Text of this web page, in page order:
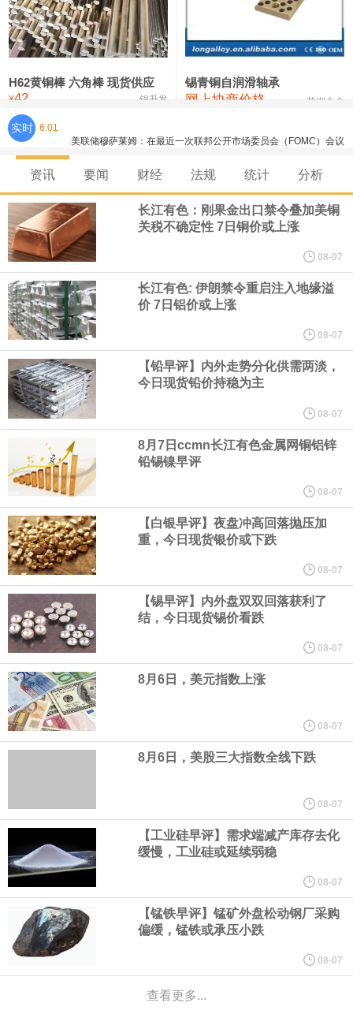
铸造铝合金锭(ZLD104) 24,300—24,500 24,400
压铸锌合金锭 26,500—26,700
氯化镍 38,300—40,300 39,300 0
H62黄铜棒 六角棒 现货供应
¥42 锦升发
锡青铜自润滑轴承
网上协商价格 芜湖合金
实时 6:01
上，我倾向于加息。 通胀维持在目标水平上方的概率有所上升。
美联储穆萨莱姆：供给与需求端均出现通胀上行压力，若各类冲击
消退，通胀有望回落至 2%。 一年后通胀可能企稳于 2.5%‑3% 甚至
更高水平。
据CME“美联储观察”：美联储到9月维持利率不变的概率为45%，累
计加息25个基点的概率为55%。美联储到10月维持利率不变的概率
为31%，累计加息25个基点的概率为51.9%，累计加息50个基点的
概率为17.1%。
中国物流与采购联合会今天（7日）公布7月份中国仓储指数。指数
连续两个月运行在50%以上的扩张区间。总体来看，仓储行业在季
节性气候和极端天气扰动下仍保持扩张，行业运行具有较强韧性。7
月份中国仓储指数为50.3%，较上月上升0.1个百分点，连续两个月
运行在扩张区间。
圣路易斯联储行长阿尔伯托·穆萨莱姆表示，由于通胀高于美联储2%
的目标，决策者负担不起在等待可能出现更强劲的生产率增长的同
时、容忍更高通胀的代价。“在这样的背景下，货币政策对基本通胀
实施有力的约束至关重要，而不是为了追求未来的生产率增长而容
忍如今更高的通胀，”穆萨莱姆在为圣保罗一场活动准备的讲稿中表
8月6日，伊朗方面公开拟议的霍尔木兹海峡战略管理方案初步文本
细节，内容包括禁止敌对方面通过海峡等，违反规定者将被处以最
高达货物价值20%的罚款。
资讯 要闻 财经 法规 统计 分析
长江有色：刚果金出口禁令叠加美铜
关税不确定性 7日铜价或上涨
08-07
长江有色: 伊朗禁令重启注入地缘溢
价 7日铝价或上涨
08-07
【铅早评】内外走势分化供需两淡，
今日现货铅价持稳为主
08-07
8月7日ccmn长江有色金属网铜铝锌
铅锡镍早评
08-07
【白银早评】夜盘冲高回落抛压加
重，今日现货银价或下跌
08-07
【锡早评】内外盘双双回落获利了
结，今日现货锡价看跌
08-07
8月6日，美元指数上涨
08-07
8月6日，美股三大指数全线下跌
08-07
【工业硅早评】需求端减产库存去化
缓慢，工业硅或延续弱稳
08-07
【锰铁早评】锰矿外盘松动钢厂采购
偏缓，锰铁或承压小跌
08-07
查看更多...